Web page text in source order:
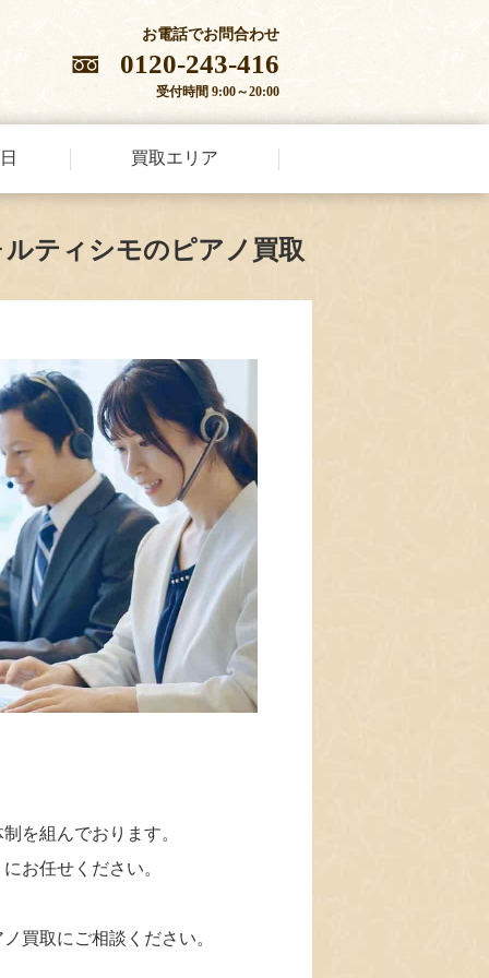
お電話でお問合わせ
0120-243-416
受付時間 9:00～20:00
買取エリア
ティシモのピアノ買取
を組んでおります。
お任せください。
買取にご相談ください。